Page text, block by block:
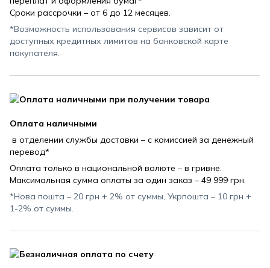
Сроки рассрочки – от 6 до 12 месяцев.
*Возможность использования сервисов зависит от
доступных кредитных лимитов на банковской карте
покупателя.
Оплата наличными
в отделении службы доставки – с комиссией за денежный
перевод*
Оплата только в национальной валюте – в гривне.
Максимальная сумма оплаты за один заказ – 49 999 грн.
*Нова пошта – 20 грн + 2% от суммы, Укрпошта – 10 грн +
1-2% от суммы.